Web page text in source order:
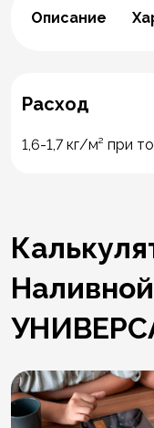
Описание
Расход
1,6-1,7 кг/м² при